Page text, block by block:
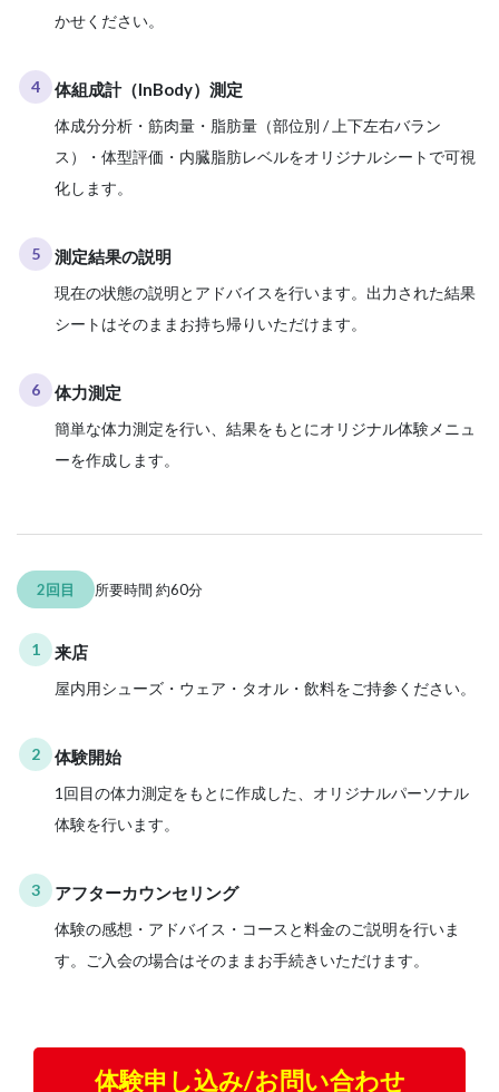
かせください。
4 体組成計（InBody）測定
体成分分析・筋肉量・脂肪量（部位別 / 上下左右バラン
ス）・体型評価・内臓脂肪レベルをオリジナルシートで可視
化します。
5 測定結果の説明
現在の状態の説明とアドバイスを行います。出力された結果
シートはそのままお持ち帰りいただけます。
6 体力測定
簡単な体力測定を行い、結果をもとにオリジナル体験メニュ
ーを作成します。
2回目 所要時間 約60分
1 来店
屋内用シューズ・ウェア・タオル・飲料をご持参ください。
2 体験開始
1回目の体力測定をもとに作成した、オリジナルパーソナル
体験を行います。
3 アフターカウンセリング
体験の感想・アドバイス・コースと料金のご説明を行いま
す。ご入会の場合はそのままお手続きいただけます。
体験申し込み/お問い合わせ